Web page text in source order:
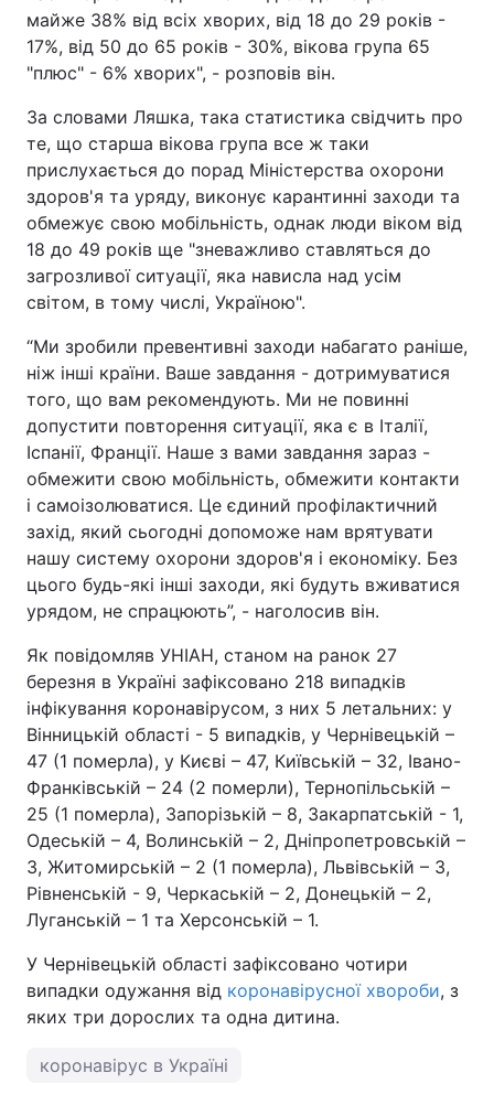
Тема оформлення
майже 38% від всіх хворих, від 18 до 29 років -
17%, від 50 до 65 років - 30%, вікова група 65
"плюс" - 6% хворих", - розповів він.
За словами Ляшка, така статистика свідчить про
те, що старша вікова група все ж таки
прислухається до порад Міністерства охорони
здоров'я та уряду, виконує карантинні заходи та
обмежує свою мобільність, однак люди віком від
18 до 49 років ще "зневажливо ставляться до
загрозливої ситуації, яка нависла над усім
світом, в тому числі, Україною".
“Ми зробили превентивні заходи набагато раніше,
ніж інші країни. Ваше завдання - дотримуватися
того, що вам рекомендують. Ми не повинні
допустити повторення ситуації, яка є в Італії,
Іспанії, Франції. Наше з вами завдання зараз -
обмежити свою мобільність, обмежити контакти
і самоізолюватися. Це єдиний профілактичний
захід, який сьогодні допоможе нам врятувати
нашу систему охорони здоров'я і економіку. Без
цього будь-які інші заходи, які будуть вживатися
урядом, не спрацюють”, - наголосив він.
Як повідомляв УНІАН, станом на ранок 27
березня в Україні зафіксовано 218 випадків
інфікування коронавірусом, з них 5 летальних: у
Вінницькій області - 5 випадків, у Чернівецькій –
47 (1 померла), у Києві – 47, Київській – 32, Івано-
Франківській – 24 (2 померли), Тернопільській –
25 (1 померла), Запорізькій – 8, Закарпатській - 1,
Одеській – 4, Волинській – 2, Дніпропетровській –
3, Житомирській – 2 (1 померла), Львівській – 3,
Рівненській - 9, Черкаській – 2, Донецькій – 2,
Луганській – 1 та Херсонській – 1.
У Чернівецькій області зафіксовано чотири
випадки одужання від коронавірусної хвороби, з
яких три дорослих та одна дитина.
коронавірус в Україні